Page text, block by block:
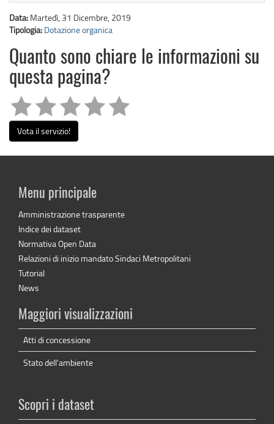
Data: Martedì, 31 Dicembre, 2019
Tipologia: Dotazione organica
Quanto sono chiare le informazioni su
questa pagina?
Vota il servizio!
Menu principale
Amministrazione trasparente
Indice dei dataset
Normativa Open Data
Relazioni di inizio mandato Sindaci Metropolitani
Tutorial
News
Maggiori visualizzazioni
Atti di concessione
Stato dell'ambiente
Scopri i dataset